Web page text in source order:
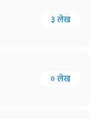
३ लेख
० लेख